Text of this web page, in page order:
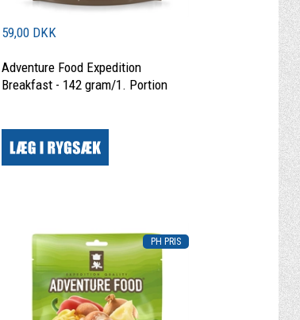
59,00 DKK
Adventure Food Expedition
Breakfast - 142 gram/1. Portion